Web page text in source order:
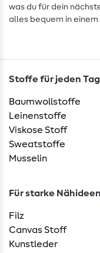
was du für dein
alles bequem in
Stoffe für jeden Tag
Baumwollstoffe
Leinenstoffe
Viskose Stoff
Sweatstoffe
Musselin
Für starke Nähideen
Filz
Canvas Stoff
Kunstleder